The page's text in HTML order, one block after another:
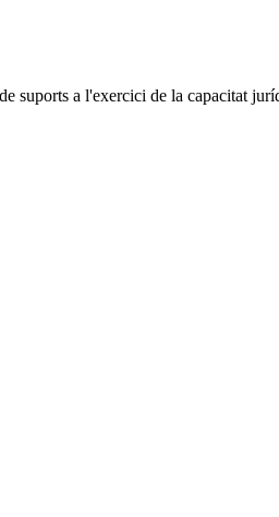
a l'exercici de la capacitat